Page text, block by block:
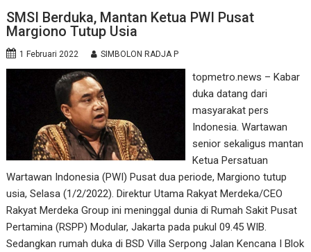
SMSI Berduka, Mantan Ketua PWI Pusat
Margiono Tutup Usia
1 Februari 2022 SIMBOLON RADJA P
topmetro.news – Kabar
duka datang dari
masyarakat pers
Indonesia. Wartawan
senior sekaligus mantan
Ketua Persatuan
Wartawan Indonesia (PWI) Pusat dua periode, Margiono tutup
usia, Selasa (1/2/2022). Direktur Utama Rakyat Merdeka/CEO
Rakyat Merdeka Group ini meninggal dunia di Rumah Sakit Pusat
Pertamina (RSPP) Modular, Jakarta pada pukul 09.45 WIB.
Sedangkan rumah duka di BSD Villa Serpong Jalan Kencana I Blok